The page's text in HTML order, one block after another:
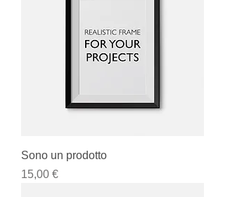
Sono un prodotto
Prezzo
15,00 €